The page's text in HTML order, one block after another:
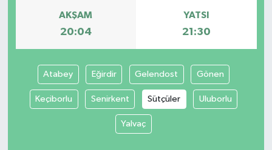
AKŞAM
20:04
YATSI
21:30
Atabey Eğirdir Gelendost Gönen
Keçiborlu Senirkent Sütçüler Uluborlu
Yalvaç